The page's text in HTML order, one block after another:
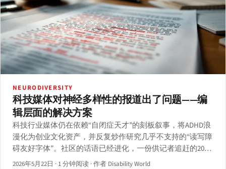
NEURODIVERSITY
科技媒体对神经多样性的报道出了问题——编
辑层面的解决方案
科技行业媒体仍在依赖“自闭症天才”的刻板叙事，将ADHD浪
漫化为创业文化资产，并反复炒作研究几乎不支持的“读写障
碍友好字体”。社区的话语已经进化，一份供记者追赶的2026
年编辑清单。
2026年5月22日 · 1 分钟阅读 ·作者 Disability World